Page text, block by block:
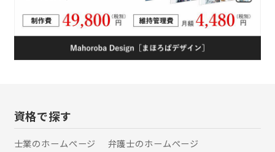
資格で探す
士業のホームぺージ
弁護士のホームぺージ